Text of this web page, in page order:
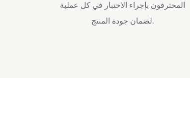
المحترفون بإجراء الاختبار في كل عملية
لضمان جودة المنتج.